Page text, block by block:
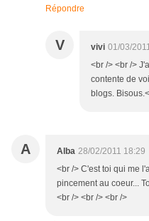
Répondre
V vivi 01/03/
<br /> <br />
contente de
blogs.
A Alba 28/02/2011 18:29
<br /> C'est toi qui me
pincement au coeur...
<br /> <br /> <br />